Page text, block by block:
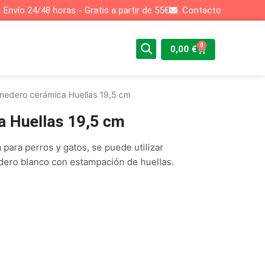
Envío 24/48 horas - Gratis a partir de 55€ Contacto
0,00 € 0
Cart
cerámica Huellas 19,5 cm
Huellas 19,5 cm
perros y gatos, se puede utilizar
blanco con estampación de huellas.